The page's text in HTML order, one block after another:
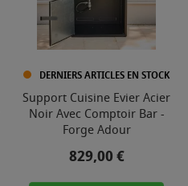
DERNIERS ARTICLES EN STOCK
Support Cuisine Evier Acier
Noir Avec Comptoir Bar -
Forge Adour
Prix
829,00 €